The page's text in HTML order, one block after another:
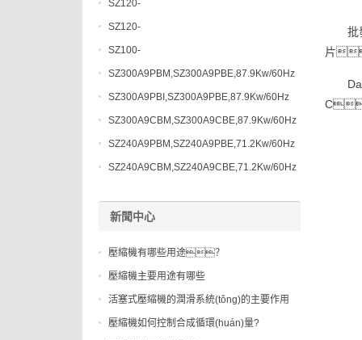
批
片
SZ120-
7VM,SZ120S7VC,25.6Kw/50Hz,34.9Kw/60Hz
SZ120-
7VI,SZ120S7VC,25.6Kw/50Hz,34.9Kw/60Hz
SZ100-
7VI,SZ100S7VC,19.3Kw/50Hz,26.5Kw/60Hz
SZ300A9PBM,SZ300A9PBE,87.9Kw/60Hz
SZ300A9PBI,SZ300A9PBE,87.9Kw/60Hz
SZ300A9CBM,SZ300A9CBE,87.9Kw/60Hz
SZ240A9PBM,SZ240A9PBE,71.2Kw/60Hz
SZ240A9CBM,SZ240A9CBE,71.2Kw/60Hz
新聞中心
壓縮機有哪些用途？
壓縮機主要用途有哪些
活塞式壓縮機的潤滑系統(tǒng)的主要作用
是...
壓縮機如何控制合成循環(huán)量?